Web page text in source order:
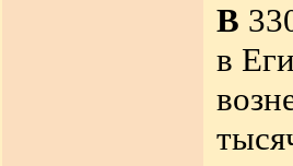
В
в